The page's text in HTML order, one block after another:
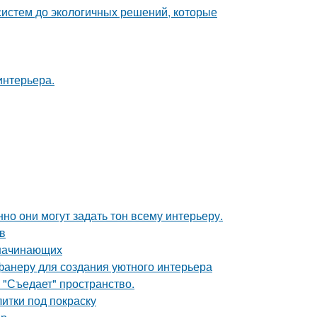
до экологичных решений, которые
они могут задать тон всему интерьеру.
для создания уютного интерьера
пространство.
под покраску